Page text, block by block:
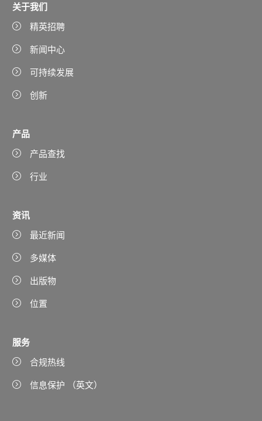
关于我们
精英招聘
新闻中心
可持续发展
创新
产品
产品查找
行业
资讯
最近新闻
多媒体
出版物
位置
服务
合规热线
信息保护 （英文）